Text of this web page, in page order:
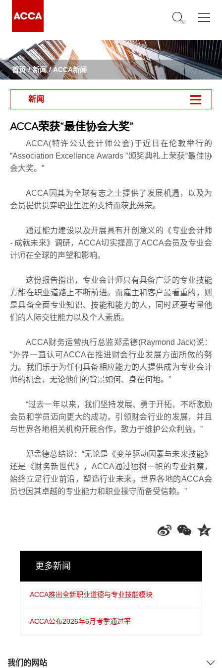
首页 新闻 ACCA新闻
新闻
ACCA荣获“最佳协会大奖”
ACCA(特许公认会计师公会)于近日在伦敦举行的
“Association Excellence Awards”颁奖典礼上荣获“最佳协
会大奖。 ”
ACCA 因其为全球有志之士提供了发展机遇，以及为
会员提供贯穿职业生涯的支持而获此殊荣。
通过能力建设以及开展具有开创意义的《专业会计师
- 成就未来》调研，ACCA切实提高了ACCA会员及专业会
计师在全球的声望和影响。
这份报告指出，专业会计师只有具备广泛的专业技能
方能在职业道路上不断前进。而雇主和客户最看重的，则
是具备全面专业知识、技能和能力的人，同时还要考量他
们的人际交往能力以及个人素质。
ACCA财务运营执行总监郑孟德(Raymond Jack)说：
“外界一直认可ACCA在推进财会行业发展方面所做的努
力。我们乐于为任何具备相应能力的人提供成为专业会计
师的机会，无论他们的背景如何、身在何地。 ”
“过去一年以来，我们坚持发展、勇于开拓，不断激励
会员和学员迈向更大的成功，引领财会行业的发展，并且
与世界各地相关机构开展合作，致力于维护公众利益。 ”
郑孟德总结说： “无论是《变革驱动因素与未来技能》
还是《财务新世代》， ACCA通过独树一帜的专业洞察，
始终立足行业前沿，塑造行业未来。世界各地的ACCA会
员也因其卓越的专业能力和职业操守而备受信赖。 ”
更多新闻
ACCA推出全新职业道德与专业技能模块
ACCA公布2026年6月考季通过率
我们的网站